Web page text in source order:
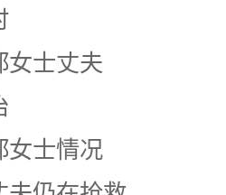
女士丈夫
女士情况